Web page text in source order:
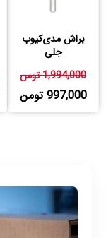
براش مدی‌کیوب
جلی
1,994,000 تومن
997,000 تومن